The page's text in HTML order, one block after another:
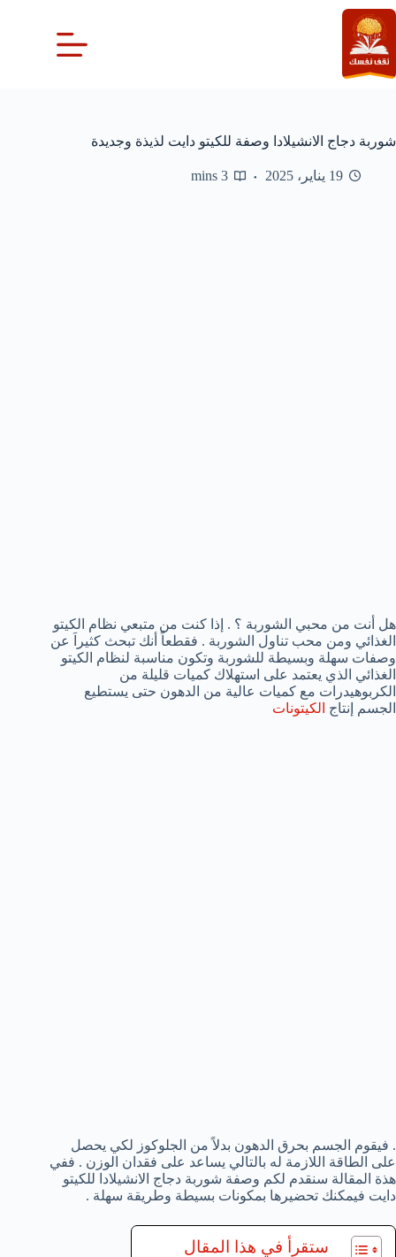
التجاوز
إلى
المحتوى
شوربة دجاج الانشيلادا وصفة للكيتو دايت لذيذة وجديدة
19 يناير، 2025 3 mins
هل أنت من محبي الشوربة ؟ . إذا كنت من متبعي نظام الكيتو
الغذائي ومن محب تناول الشوربة . فقطعاً أنك تبحث كثيراَ عن
وصفات سهلة وبسيطة للشوربة وتكون مناسبة لنظام الكيتو
الغذائي الذي يعتمد على استهلاك كميات قليلة من
الكربوهيدرات مع كميات عالية من الدهون حتى يستطيع
الجسم إنتاج الكيتونات
. فيقوم الجسم بحرق الدهون بدلاً من الجلوكوز لكي يحصل
على الطاقة اللازمة له بالتالي يساعد على فقدان الوزن . ففي
هذة المقالة سنقدم لكم وصفة شوربة دجاج الانشيلادا للكيتو
دايت فيمكنك تحضيرها بمكونات بسيطة وطريقة سهلة .
ستقرأ في هذا المقال